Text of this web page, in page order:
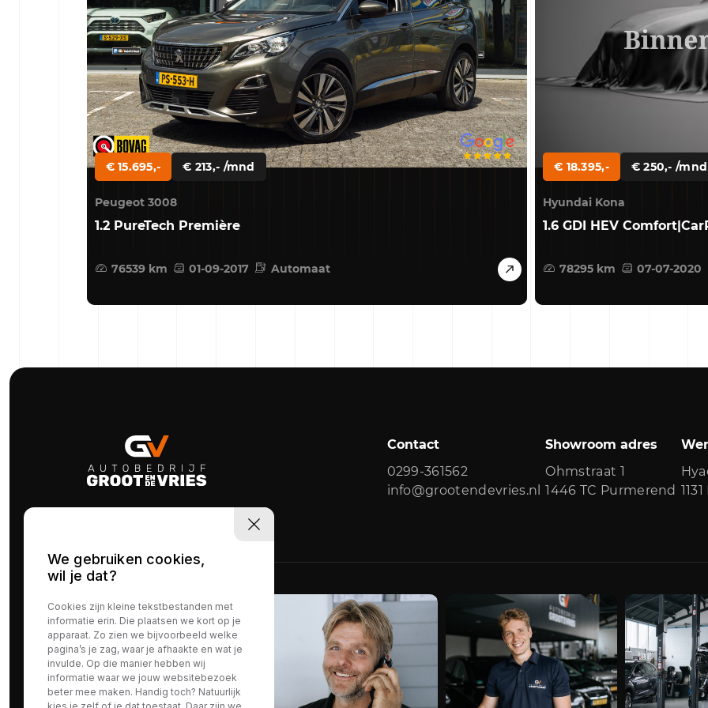
€ 15.695,- € 213,- /mnd
Peugeot 3008
1.2 PureTech Première
76539 km 01-09-2017 Automaat
€ 18.395,- € 250,- /mnd
Hyundai Kona
1.6 GDI HEV
78295 km 07-07-2020
Contact
0299-361562
info@grootendevries.nl
Showroom adres
Ohmstraat 1
1446 TC Purmerend
We gebruiken cookies,
wil je dat?
Cookies zijn kleine tekstbestanden met
informatie erin. Die plaatsen we kort op je
apparaat. Zo zien we bijvoorbeeld welke
pagina’s je zag, waar je afhaakte en wat je
invulde. Op die manier hebben wij
informatie waar we jouw websitebezoek
beter mee maken. Handig toch? Natuurlijk